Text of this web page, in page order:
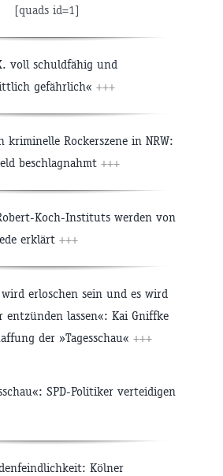
[quads id=1]
voll schuldfähig und
gefährlich« +++
kriminelle Rockerszene in NRW:
beschlagnahmt +++
Koch-Instituts werden von
erklärt +++
erloschen sein und es wird
lassen«: Kai Gniffke
der »Tagesschau« +++
SPD-Politiker verteidigen
Kölner